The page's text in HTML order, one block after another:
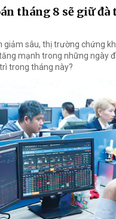
tháng 8 sẽ giữ đà
giảm sâu, thị trường chứng
mạnh trong những ngày
trong tháng này?